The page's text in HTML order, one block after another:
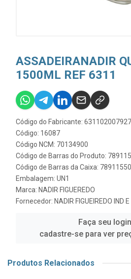
ASSADEIRANADIR
1500ML REF 6311
Código do Fabricante:
Código: 16087
Código NCM: 70134900
Código de Barras do Produto:
Código de Barras da Caixa:
Embalagem: UN1
Marca: NADIR FIGUEREDO
Fornecedor: NADIR FIGUEIREDO IND
Faça seu
cadastre-se para ver
Produtos Relacionados